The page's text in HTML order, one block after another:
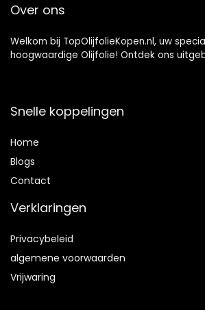
Over ons
Welkom bij TopOlijfolieKopen.nl, uw
hoogwaardige Olijfolie! Ontdek ons
Snelle koppelingen
Home
Blogs
Contact
Verklaringen
Privacybeleid
algemene voorwaarden
Vrijwaring